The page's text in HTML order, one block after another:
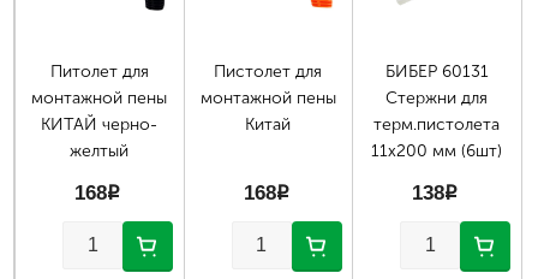
Питолет для
монтажной пены
КИТАЙ черно-
желтый
168p
Пистолет для
монтажной пены
Китай
168p
БИБЕР 60131
Стержни для
терм.пистолета
11х200 мм (6шт)
138p